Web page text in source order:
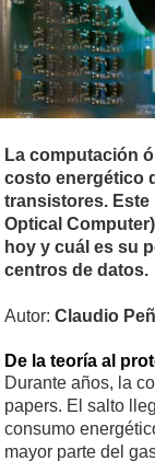
La computación
costo energético
transistores. Este
Optical
hoy y cuál es su
centros de datos.
Autor: Claudio
De la teoría al
Durante años, la
papers. El salto
consumo
mayor parte del